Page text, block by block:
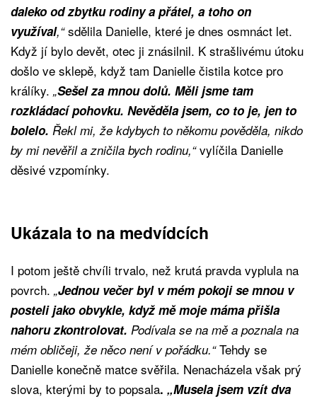
daleko od zbytku rodiny a přátel, a toho on
využíval,“sdělila Danielle, které je dnes osmnáct let.
Když jí bylo devět, otec ji znásilnil. K strašlivému útoku
došlo ve sklepě, když tam Danielle čistila kotce pro
králíky. „Sešel za mnou dolů. Měli jsme tam
rozkládací pohovku. Nevěděla jsem, co to je, jen to
bolelo. Řekl mi, že kdybych to někomu pověděla, nikdo
by mi nevěřil a zničila bych rodinu,“vylíčila Danielle
děsivé vzpomínky.
Ukázala to na medvídcích
I potom ještě chvíli trvalo, než krutá pravda vyplula na
povrch. „Jednou večer byl v mém pokoji se mnou v
posteli jako obvykle, když mě moje máma přišla
nahoru zkontrolovat. Podívala se na mě a poznala na
mém obličeji, že něco není v pořádku.“Tehdy se
Danielle konečně matce svěřila. Nenacházela však prý
slova, kterými by to popsala. „Musela jsem vzít dva